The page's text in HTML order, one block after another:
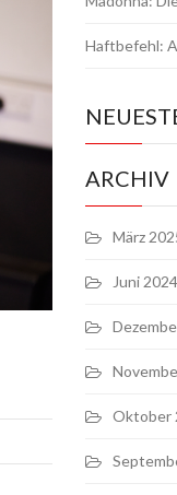
Haftbefehl:
ARCHIV
März
Juni 2024
Oktober